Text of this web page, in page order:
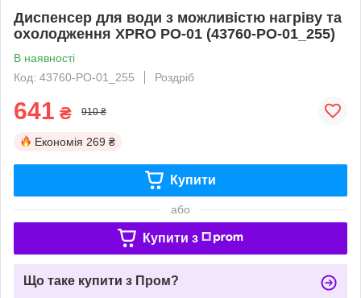
Диспенсер для води з можливістю нагріву та
охолодження XPRO PO-01 (43760-PO-01_255)
В наявності
Код: 43760-PO-01_255
Роздріб
641 ₴ 910 ₴
Економія 269 ₴
Купити
або
Купити з
Що таке купити з Пром?